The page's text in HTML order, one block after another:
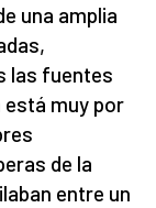
una amplia
las fuentes
está muy por
de la
entre un